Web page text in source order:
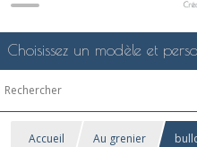
Accueil Au grenier